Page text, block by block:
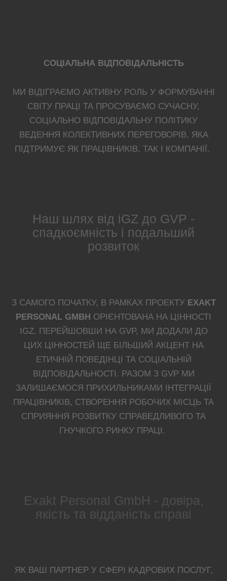
СОЦІАЛЬНА ВІДПОВІДАЛЬНІСТЬ
МИ ВІДІГРАЄМО АКТИВНУ РОЛЬ У ФОРМУВАННІ
СВІТУ ПРАЦІ ТА ПРОСУВАЄМО СУЧАСНУ,
СОЦІАЛЬНО ВІДПОВІДАЛЬНУ ПОЛІТИКУ
ВЕДЕННЯ КОЛЕКТИВНИХ ПЕРЕГОВОРІВ, ЯКА
ПІДТРИМУЄ ЯК ПРАЦІВНИКІВ, ТАК І КОМПАНІЇ.
Наш шлях від iGZ до GVP -
спадкоємність і подальший
розвиток
З САМОГО ПОЧАТКУ, В РАМКАХ ПРОЕКТУ EXAKT
PERSONAL GMBH ОРІЄНТОВАНА НА ЦІННОСТІ
IGZ. ПЕРЕЙШОВШИ НА GVP, МИ ДОДАЛИ ДО
ЦИХ ЦІННОСТЕЙ ЩЕ БІЛЬШИЙ АКЦЕНТ НА
ЕТИЧНІЙ ПОВЕДІНЦІ ТА СОЦІАЛЬНІЙ
ВІДПОВІДАЛЬНОСТІ. РАЗОМ З GVP МИ
ЗАЛИШАЄМОСЯ ПРИХИЛЬНИКАМИ ІНТЕГРАЦІЇ
ПРАЦІВНИКІВ, СТВОРЕННЯ РОБОЧИХ МІСЦЬ ТА
СПРИЯННЯ РОЗВИТКУ СПРАВЕДЛИВОГО ТА
ГНУЧКОГО РИНКУ ПРАЦІ.
Exakt Personal GmbH - довіра,
якість та відданість справі
ЯК ВАШ ПАРТНЕР У СФЕРІ КАДРОВИХ ПОСЛУГ,